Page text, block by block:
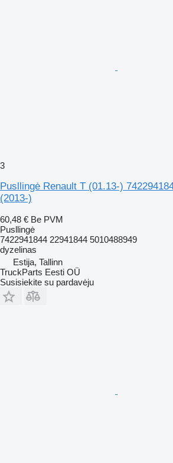
3
Pusllingė Renault T (01.13-)
(2013-)
60,48 € Be PVM
Pusllingė
7422941844 22941844 5010488949
dyzelinas
Estija, Tallinn
TruckParts Eesti OÜ
Susisiekite su pardavėju